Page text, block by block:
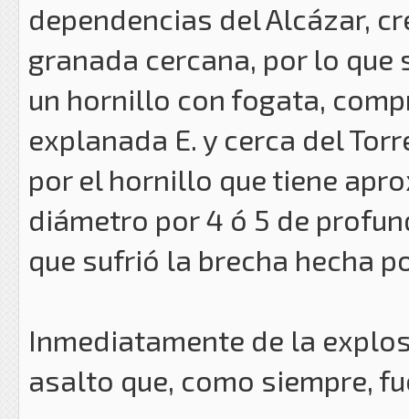
dependencias del Alcázar,
granada cercana, por lo
un hornillo con fogata,
explanada E. y cerca del
por el hornillo que tiene
diámetro por 4 ó 5 de
que sufrió la brecha hecha
Inmediatamente de la
asalto que, como siempre,